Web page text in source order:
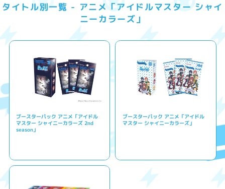
タイトル別一覧 - アニメ「アイドルマスター シャイ
ニーカラーズ」
ブースターパック アニメ「アイドル
マスター シャイニーカラーズ 2nd
season」
ブースターパック アニメ「アイドル
マスター シャイニーカラーズ」